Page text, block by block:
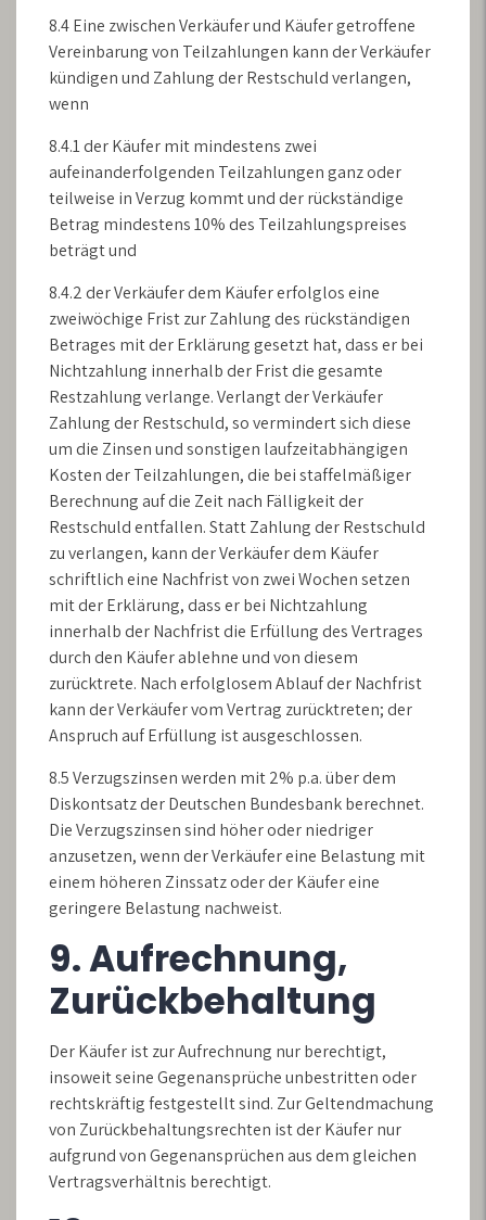
8.4 Eine zwischen Verkäufer und Käufer getroffene
Vereinbarung von Teilzahlungen kann der Verkäufer
kündigen und Zahlung der Restschuld verlangen,
wenn
8.4.1 der Käufer mit mindestens zwei
aufeinanderfolgenden Teilzahlungen ganz oder
teilweise in Verzug kommt und der rückständige
Betrag mindestens 10% des Teilzahlungspreises
beträgt und
8.4.2 der Verkäufer dem Käufer erfolglos eine
zweiwöchige Frist zur Zahlung des rückständigen
Betrages mit der Erklärung gesetzt hat, dass er bei
Nichtzahlung innerhalb der Frist die gesamte
Restzahlung verlange. Verlangt der Verkäufer
Zahlung der Restschuld, so vermindert sich diese
um die Zinsen und sonstigen laufzeitabhängigen
Kosten der Teilzahlungen, die bei staffelmäßiger
Berechnung auf die Zeit nach Fälligkeit der
Restschuld entfallen. Statt Zahlung der Restschuld
zu verlangen, kann der Verkäufer dem Käufer
schriftlich eine Nachfrist von zwei Wochen setzen
mit der Erklärung, dass er bei Nichtzahlung
innerhalb der Nachfrist die Erfüllung des Vertrages
durch den Käufer ablehne und von diesem
zurücktrete. Nach erfolglosem Ablauf der Nachfrist
kann der Verkäufer vom Vertrag zurücktreten; der
Anspruch auf Erfüllung ist ausgeschlossen.
8.5 Verzugszinsen werden mit 2% p.a. über dem
Diskontsatz der Deutschen Bundesbank berechnet.
Die Verzugszinsen sind höher oder niedriger
anzusetzen, wenn der Verkäufer eine Belastung mit
einem höheren Zinssatz oder der Käufer eine
geringere Belastung nachweist.
9. Aufrechnung,
Zurückbehaltung
Der Käufer ist zur Aufrechnung nur berechtigt,
insoweit seine Gegenansprüche unbestritten oder
rechtskräftig festgestellt sind. Zur Geltendmachung
von Zurückbehaltungsrechten ist der Käufer nur
aufgrund von Gegenansprüchen aus dem gleichen
Vertragsverhältnis berechtigt.